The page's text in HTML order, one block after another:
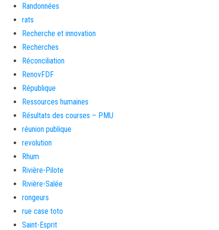
Randonnées
rats
Recherche et innovation
Recherches
Réconciliation
RenovFDF
République
Ressources humaines
Résultats des courses – PMU
réunion publique
revolution
Rhum
Rivière-Pilote
Rivière-Salée
rongeurs
rue case toto
Saint-Esprit